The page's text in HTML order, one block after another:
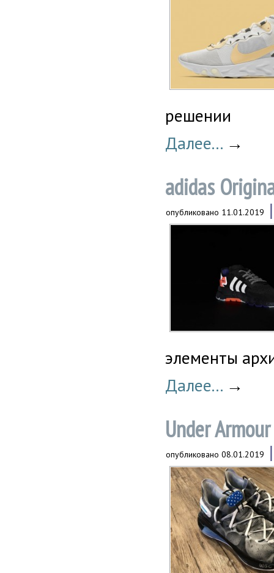
решении
Далее... →
adidas
опубликовано 11.01.2019
элементы
Далее... →
Under
опубликовано 08.01.2019